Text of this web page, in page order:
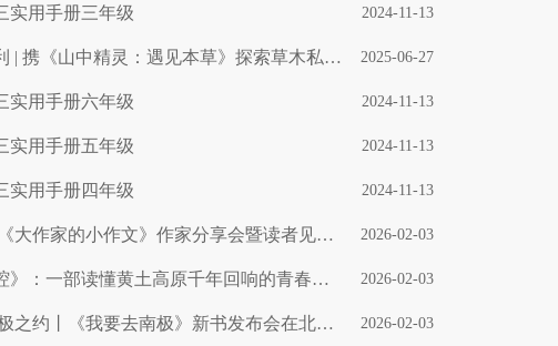
实用手册三年级 2024-11-13
春分解锁超值福利 | 携《山中精灵：遇见本草》探索草木私语！ 2025-06-27
实用手册六年级 2024-11-13
实用手册五年级 2024-11-13
实用手册四年级 2024-11-13
小作文 大天地丨《大作家的小作文》作家分享会暨读者见面会在京举办 2026-02-03
新书推荐丨《秦腔》：一部读懂黄土高原千年回响的青春读本 2026-02-03
秉科普初心 赴南极之约丨《我要去南极》新书发布会在北京成功举办 2026-02-03